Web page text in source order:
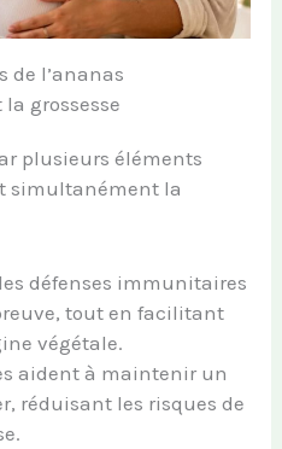
de l’ananas
grossesse
plusieurs éléments
simultanément la
défenses immunitaires
tout en facilitant
végétale.
aident à maintenir un
réduisant les risques de